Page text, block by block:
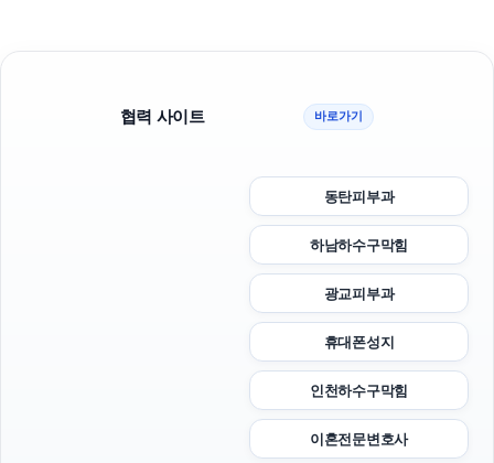
협력 사이트 바로가기
동탄피부과
하남하수구막힘
광교피부과
휴대폰성지
인천하수구막힘
이혼전문변호사